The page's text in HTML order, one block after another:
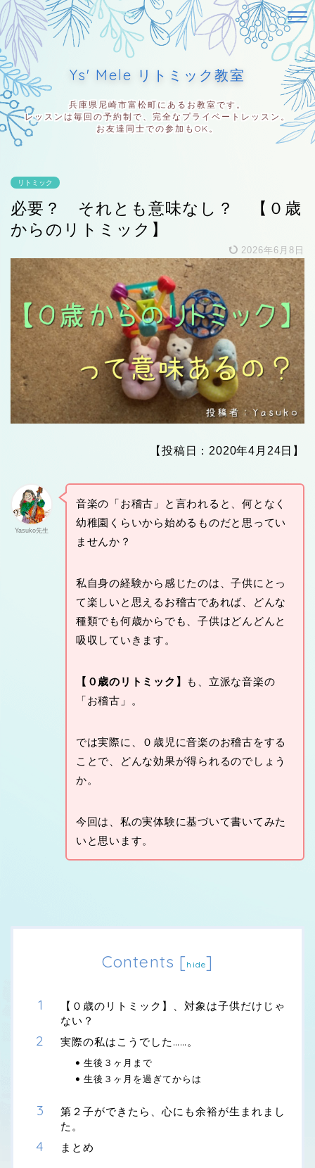
Ys' Mele リトミック教室
兵庫県尼崎市富松町にあるお教室です。
レッスンは毎回の予約制で、完全なプライベートレッスン。
お友達同士での参加もOK。
リトミック
必要？ それとも意味なし？ 【０歳
からのリトミック】
2026年6月8日
【投稿日：2020年4月24日】
Yasuko先生
音楽の「お稽古」と言われると、何となく
幼稚園くらいから始めるものだと思ってい
ませんか？
私自身の経験から感じたのは、子供にとっ
て楽しいと思えるお稽古であれば、どんな
種類でも何歳からでも、子供はどんどんと
吸収していきます。
【０歳のリトミック】 も、立派な音楽の
「お稽古」。
では実際に、０歳児に音楽のお稽古をする
ことで、どんな効果が得られるのでしょう
か。
今回は、私の実体験に基づいて書いてみた
いと思います。
Contents [hide]
【０歳のリトミック】、対象は子供だけじゃ
ない？
実際の私はこうでした……。
生後３ヶ月まで
生後３ヶ月を過ぎてからは
第２子ができたら、心にも余裕が生まれまし
た。
まとめ